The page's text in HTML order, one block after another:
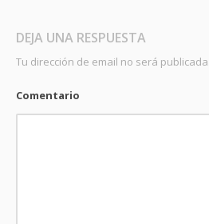
DEJA UNA RESPUESTA
Tu dirección de email no será publicada.
Comentario